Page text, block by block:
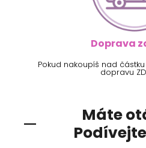
Doprava
Pokud nakoupíš nad částku
dopravu
Máte